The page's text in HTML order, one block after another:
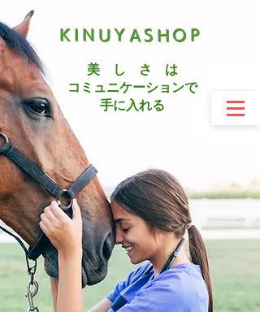
KINUYASHOP
美 し さ は
コミュニケーションで
手に入れる